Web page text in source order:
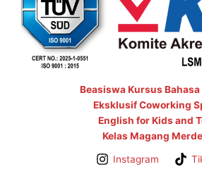
Beasiswa Kursus
Eksklusif Coworking
English for Kids and
Kelas Magang
Instagram